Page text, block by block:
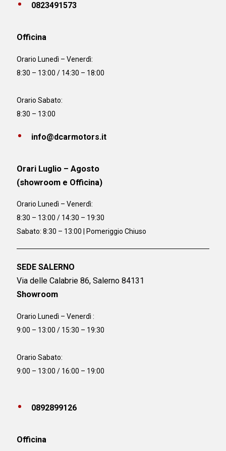
0823491573
Officina
Orario Lunedì – Venerdì:
8:30 – 13:00 / 14:30 – 18:00
Orario Sabato:
8:30 – 13:00
info@dcarmotors.it
Orari Luglio – Agosto
(showroom e Officina)
Orario Lunedì – Venerdì:
8:30 – 13:00 / 14:30 – 19:30
Sabato: 8:30 – 13:00 | Pomeriggio Chiuso
SEDE SALERNO
Via delle Calabrie 86, Salerno 84131
Showroom
Orario Lunedì – Venerdì :
9:00 – 13:00 / 15:30 – 19:30
Orario Sabato:
9:00 – 13:00 / 16:00 – 19:00
0892899126
Officina